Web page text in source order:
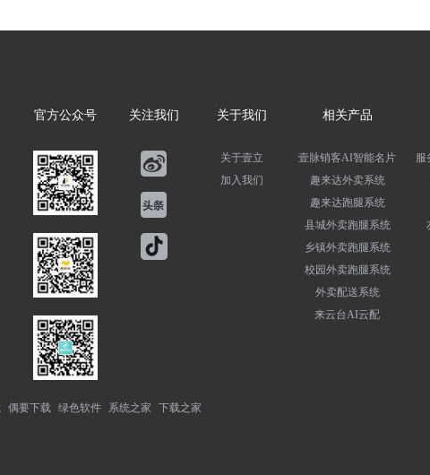
官方公众号 关注我们 关于我们
关于壹立
加入我们
相关产品
壹脉销客AI智能名片
趣来达外卖系统
趣来达跑腿系统
县城外卖跑腿系统
乡镇外卖跑腿系统
校园外卖跑腿系统
外卖配送系统
来云台AI云配
服
偶要下载 绿色软件 系统之家 下载之家